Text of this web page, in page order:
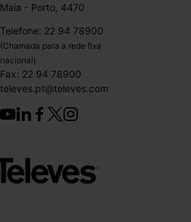
Maia - Porto, 4470
Telefone: 22 94 78900
(Chamada para a rede fixa
nacional)
Fax: 22 94 78900
televes.pt@televes.com